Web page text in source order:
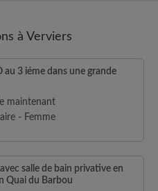
à Verviers
au 3 iéme dans une grande
maintenant
- Femme
salle de bain privative en
Quai du Barbou